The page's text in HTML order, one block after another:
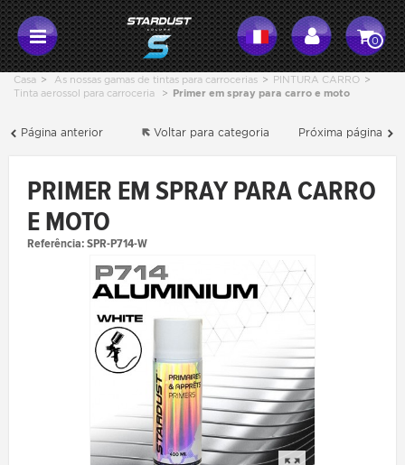
0
Casa > As nossas gamas de tintas para carrocerias > PINTURA CARRO >
Tinta aerossol para carroceria
> Primer em spray para carro e moto
Página anterior Próxima página
Voltar para categoria
PRIMER EM SPRAY PARA CARRO
E MOTO
Referência:SPR-P714-W